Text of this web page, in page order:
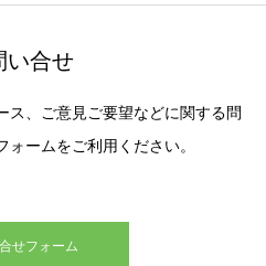
い合せ
ス、ご意見ご要望などに関する問
ームをご利用ください。
せフォーム